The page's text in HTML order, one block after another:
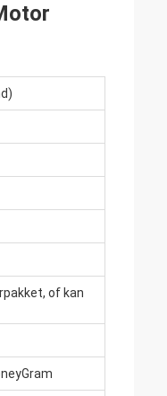
of kan